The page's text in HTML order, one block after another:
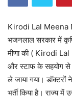
Kirodi Lal Meena
भजनलाल सरकार में कृषि
मीणा की ( Kirodi
और स्टाफ के सहयोग से
ले जाया गया।
भर्ती किया है। राज्य